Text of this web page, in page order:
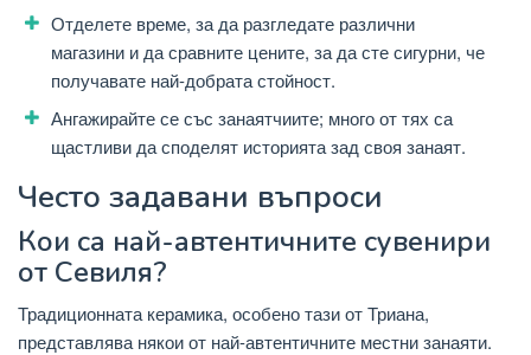
Отделете време, за да разгледате различни
магазини и да сравните цените, за да сте сигурни, че
получавате най-добрата стойност.
Ангажирайте се със занаятчиите; много от тях са
щастливи да споделят историята зад своя занаят.
Често задавани въпроси
Кои са най-автентичните сувенири
от Севиля?
Традиционната керамика, особено тази от Триана,
представлява някои от най-автентичните местни занаяти.